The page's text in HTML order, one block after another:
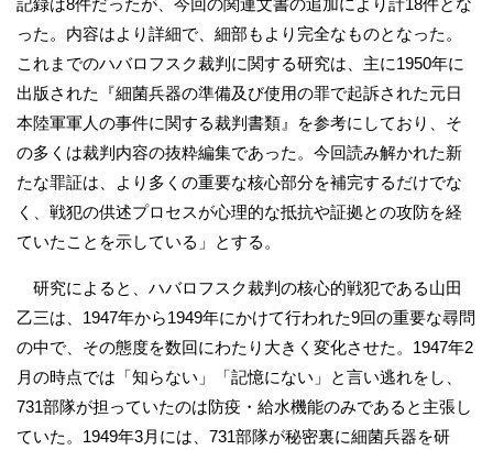
った。内容はより詳細で、細部もより完全なものとなった。
これまでのハバロフスク裁判に関する研究は、主に1950年に
出版された『細菌兵器の準備及び使用の罪で起訴された元日
本陸軍軍人の事件に関する裁判書類』を参考にしており、そ
の多くは裁判内容の抜粋編集であった。今回読み解かれた新
たな罪証は、より多くの重要な核心部分を補完するだけでな
く、戦犯の供述プロセスが心理的な抵抗や証拠との攻防を経
ていたことを示している」とする。
研究によると、ハバロフスク裁判の核心的戦犯である山田
乙三は、1947年から1949年にかけて行われた9回の重要な尋問
の中で、その態度を数回にわたり大きく変化させた。1947年2
月の時点では「知らない」「記憶にない」と言い逃れをし、
731部隊が担っていたのは防疫・給水機能のみであると主張し
ていた。1949年3月には、731部隊が秘密裏に細菌兵器を研